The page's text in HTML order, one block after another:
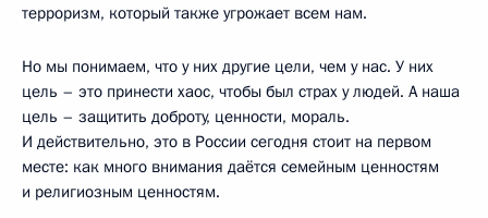
терроризм, который также угрожает всем нам.
Но мы понимаем, что у них другие цели, чем у нас. У них
цель – это принести хаос, чтобы был страх у людей. А наша
цель – защитить доброту, ценности, мораль.
И действительно, это в России сегодня стоит на первом
месте: как много внимания даётся семейным ценностям
и религиозным ценностям.